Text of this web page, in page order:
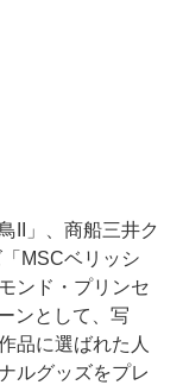
II」、商船三井ク
MSCベリッシ
ンド・プリンセ
ンとして、写
品に選ばれた人
ルグッズをプレ